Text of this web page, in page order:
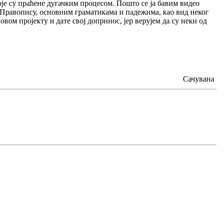
су праћене дугачким процесом. Пошто се ја бавим видео
основним граматикама и падежима, као вид неког
пројекту и дате свој допринос, јер верујем да су неки од
Сачувана